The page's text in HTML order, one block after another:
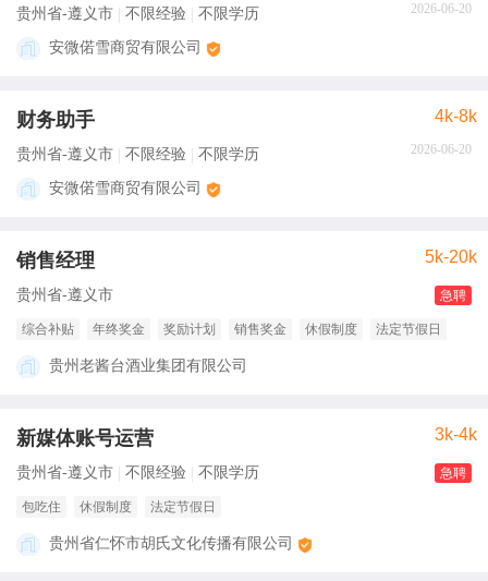
2026-06-20
贵州省-遵义市 不限经验 不限学历
安微偌雪商贸有限公司
财务助手 4k-8k
2026-06-20
贵州省-遵义市 不限经验 不限学历
安微偌雪商贸有限公司
销售经理 5k-20k
贵州省-遵义市 急聘
综合补贴 年终奖金 奖励计划 销售奖金 休假制度 法定节假日
贵州老酱台酒业集团有限公司
新媒体账号运营 3k-4k
贵州省-遵义市 不限经验 不限学历 急聘
包吃住 休假制度 法定节假日
贵州省仁怀市胡氏文化传播有限公司